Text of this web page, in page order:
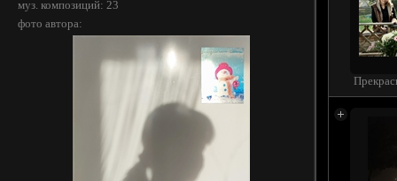
муз. композиций: 23
фото автора: